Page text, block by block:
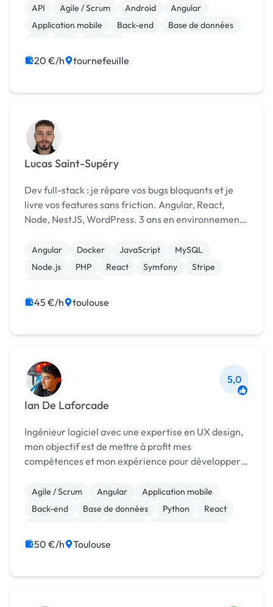
complexes avec des fonctionnalités avancées. J'ai
une maî...
API Agile / Scrum Android
Angular
Application mobile
Back-end
Base de données
20 €/h tournefeuille
Lucas Saint-Supéry
Dev full-stack : je répare vos bugs bloquants et je
livre vos features sans friction. Angular, React,
Node, NestJS, WordPress. 3 ans en environnement
Angular Docker JavaScript
MySQL
Node.js
PHP React Symfony
Stripe
45 €/h toulouse
Ian De Laforcade
5,0
Ingénieur logiciel avec une expertise en UX design,
mon objectif est de mettre à profit mes
compétences et mon expérience pour développer
Agile / Scrum Angular
Application mobile
Back-end
Base de données Python
React
50 €/h Toulouse